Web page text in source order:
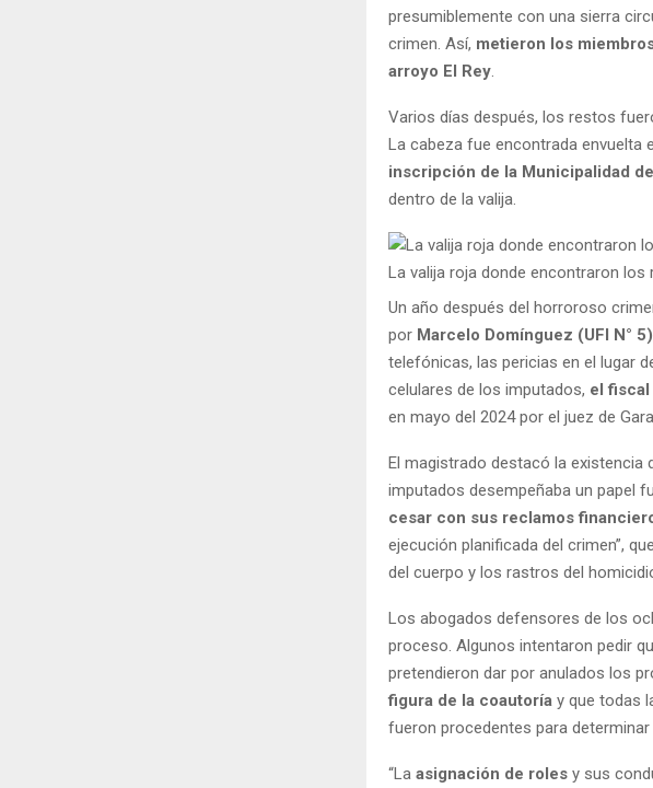
presumiblemente con una sierra
crimen. Así, metieron los
arroyo El Rey.
Varios días después, los restos
La cabeza fue encontrada envuelta
inscripción de la Municipalidad
dentro de la valija.
La valija roja donde encontraron los
Un año después del horroroso
por Marcelo Domínguez (UFI N° 5)
telefónicas, las pericias en el lugar
celulares de los imputados, el
en mayo del 2024 por el juez de
El magistrado destacó la existencia
imputados desempeñaba un papel
cesar con sus reclamos
ejecución planificada del crimen”,
del cuerpo y los rastros del
Los abogados defensores de los
proceso. Algunos intentaron pedir
pretendieron dar por anulados los
figura de la coautoría y que todas
fueron procedentes para
“La asignación de roles y sus